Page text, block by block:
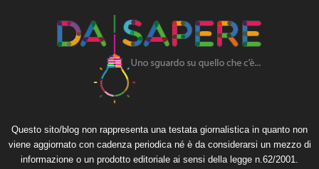
Questo sito/blog non rappresenta una testata giornalistica in quanto non
viene aggiornato con cadenza periodica né è da considerarsi un mezzo di
informazione o un prodotto editoriale ai sensi della legge n.62/2001.